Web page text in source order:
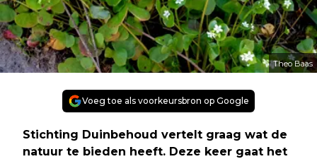
Theo Baas
Voeg toe als voorkeursbron op Google
Stichting Duinbehoud vertelt graag wat de
natuur te bieden heeft. Deze keer gaat het